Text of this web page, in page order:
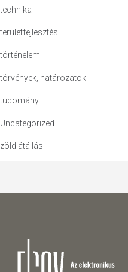
technika
területfejlesztés
történelem
törvények, határozatok
tudomány
Uncategorized
zöld átállás